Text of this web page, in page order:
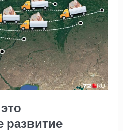
развитие